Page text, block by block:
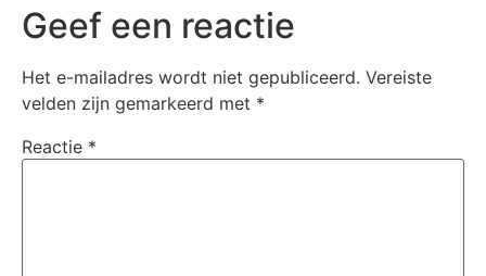
Geef een reactie
Het e-mailadres wordt niet gepubliceerd. Vereiste
velden zijn gemarkeerd met *
Reactie *